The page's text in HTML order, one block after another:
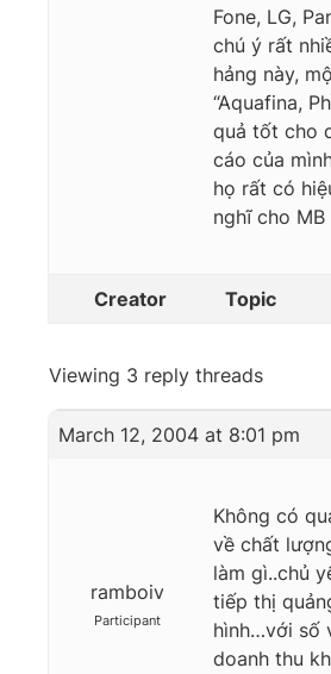
Fone, LG,
chú ý rất
hảng này,
“Aquafina,
quả tốt cho
cáo của
họ rất có
nghĩ cho
Creator Topic
Viewing 3 reply threads
March 12, 2004 at 8:01 pm
ramboiv
Participant
Không có
về chất
làm gì..chủ
tiếp thị
hình…với số
doanh thu